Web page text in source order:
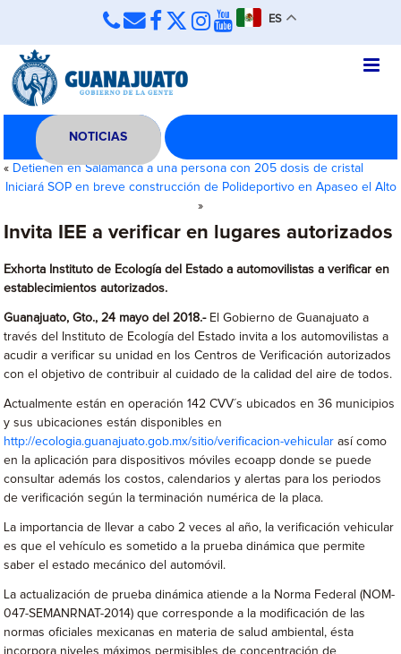
ES
NOTICIAS
« Detienen en Salamanca a una persona con 205 dosis de cristal
Iniciará SOP en breve construcción de Polideportivo en Apaseo el Alto
»
Invita IEE a verificar en lugares autorizados
Exhorta Instituto de Ecología del Estado a automovilistas a verificar en
establecimientos autorizados.
Guanajuato, Gto., 24 mayo del 2018.- El Gobierno de Guanajuato a
través del Instituto de Ecología del Estado invita a los automovilistas a
acudir a verificar su unidad en los Centros de Verificación autorizados
con el objetivo de contribuir al cuidado de la calidad del aire de todos.
Actualmente están en operación 142 CVV´s ubicados en 36 municipios
y sus ubicaciones están disponibles en
http://ecologia.guanajuato.gob.mx/sitio/verificacion-vehicular así como
en la aplicación para dispositivos móviles ecoapp donde se puede
consultar además los costos, calendarios y alertas para los periodos
de verificación según la terminación numérica de la placa.
La importancia de llevar a cabo 2 veces al año, la verificación vehicular
es que el vehículo es sometido a la prueba dinámica que permite
saber el estado mecánico del automóvil.
La actualización de prueba dinámica atiende a la Norma Federal (NOM-
047-SEMANRNAT-2014) que corresponde a la modificación de las
normas oficiales mexicanas en materia de salud ambiental, ésta
incorpora niveles máximos permisibles de concentración de